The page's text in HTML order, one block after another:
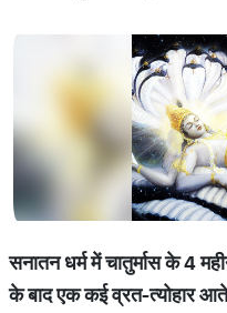
सनातन धर्म में चातुर्मास के 4
के बाद एक कई व्रत-त्‍योहार